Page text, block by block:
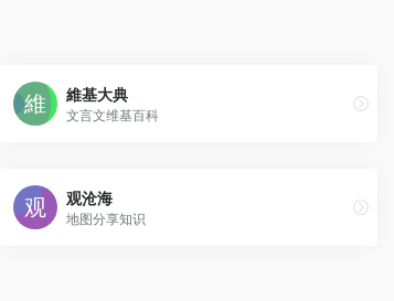
維基大典
文言文维基百科
观沧海
地图分享知识